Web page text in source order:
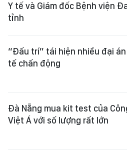
Y tế và Giám đốc Bệnh viện
tỉnh
“Đấu trí” tái hiện nhiều đại
tế chấn động
Đà Nẵng mua kit test của
Việt Á với số lượng rất lớn